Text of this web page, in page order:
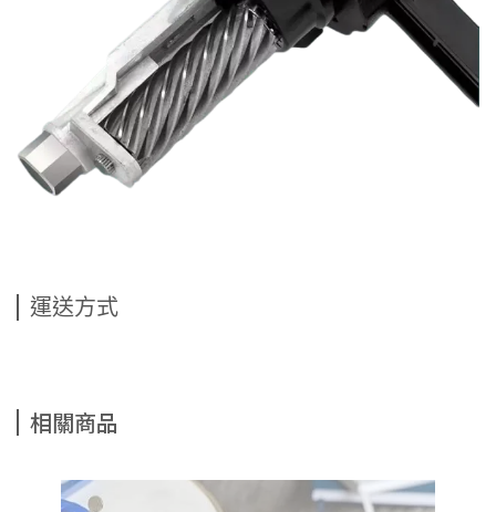
運送方式
相關商品